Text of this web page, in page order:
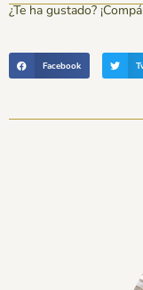
¿Te ha gustado?
Facebook